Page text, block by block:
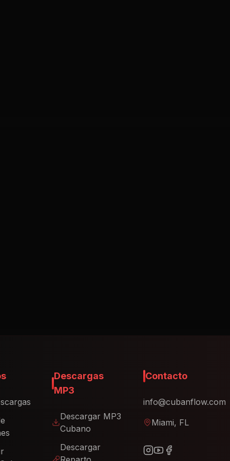
Descargas
MP3
Descargar MP3
Cubano
Descargar
Contacto
info@cubanflow.com
Miami, FL